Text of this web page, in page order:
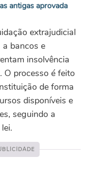
antigas aprovada
extrajudicial
a bancos e
insolvência
O processo é feito
de forma
disponíveis e
seguindo a